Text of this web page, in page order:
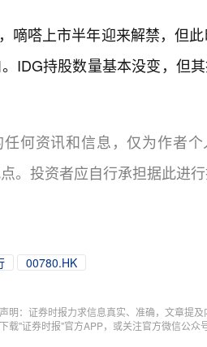
嘀嗒上市半年迎来解禁，但
IDG持股数量基本没变，但
何资讯和信息，仅为作者
。投资者应自行承担据此进
00780.HK
声明：证券时报力求信息真实、准确，文章提
下载"证券时报"官方APP，或关注官方微信公